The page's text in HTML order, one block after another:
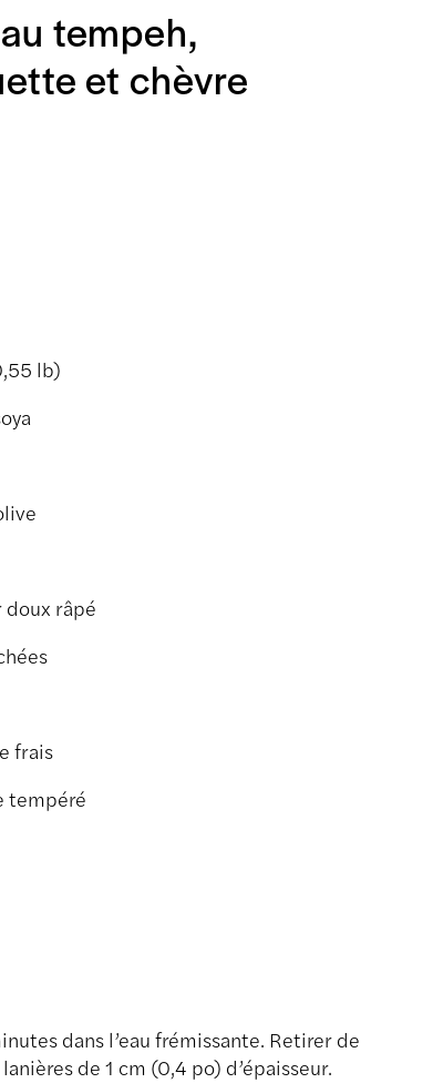
tempeh,
et chèvre
lb)
râpé
frais
tempéré
dans l’eau frémissante. Retirer de
de 1 cm (0,4 po) d’épaisseur.